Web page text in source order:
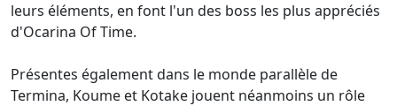
leurs éléments, en font l'un des boss les plus appréciés
d'Ocarina Of Time.
Présentes également dans le monde parallèle de
Termina, Koume et Kotake jouent néanmoins un rôle